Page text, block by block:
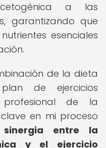
a las
garantizando que
esenciales
de la dieta
de ejercicios
de la
en mi proceso
entre la
y el ejercicio